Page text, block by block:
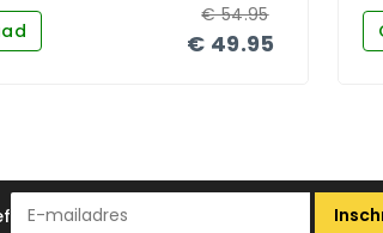
€ 49.95
€54.95